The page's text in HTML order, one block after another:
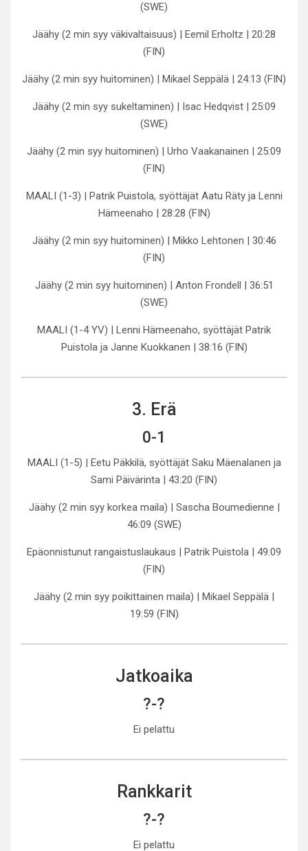
(SWE)
Jäähy (2 min syy väkivaltaisuus) | Eemil Erholtz | 20:28
(FIN)
Jäähy (2 min syy huitominen) | Mikael Seppälä | 24:13 (FIN)
Jäähy (2 min syy sukeltaminen) | Isac Hedqvist | 25:09
(SWE)
Jäähy (2 min syy huitominen) | Urho Vaakanainen | 25:09
(FIN)
MAALI (1-3) | Patrik Puistola, syöttäjät Aatu Räty ja Lenni
Hämeenaho | 28:28 (FIN)
Jäähy (2 min syy huitominen) | Mikko Lehtonen | 30:46
(FIN)
Jäähy (2 min syy huitominen) | Anton Frondell | 36:51
(SWE)
MAALI (1-4 YV) | Lenni Hämeenaho, syöttäjät Patrik
Puistola ja Janne Kuokkanen | 38:16 (FIN)
3. Erä
0-1
MAALI (1-5) | Eetu Päkkilä, syöttäjät Saku Mäenalanen ja
Sami Päivärinta | 43:20 (FIN)
Jäähy (2 min syy korkea maila) | Sascha Boumedienne |
46:09 (SWE)
Epäonnistunut rangaistuslaukaus | Patrik Puistola | 49:09
(FIN)
Jäähy (2 min syy poikittainen maila) | Mikael Seppälä |
19:59 (FIN)
Jatkoaika
?-?
Ei pelattu
Rankkarit
?-?
Ei pelattu